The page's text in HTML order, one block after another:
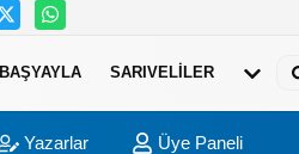
BAŞYAYLA SARIVELİLER
Yazarlar Üye Paneli